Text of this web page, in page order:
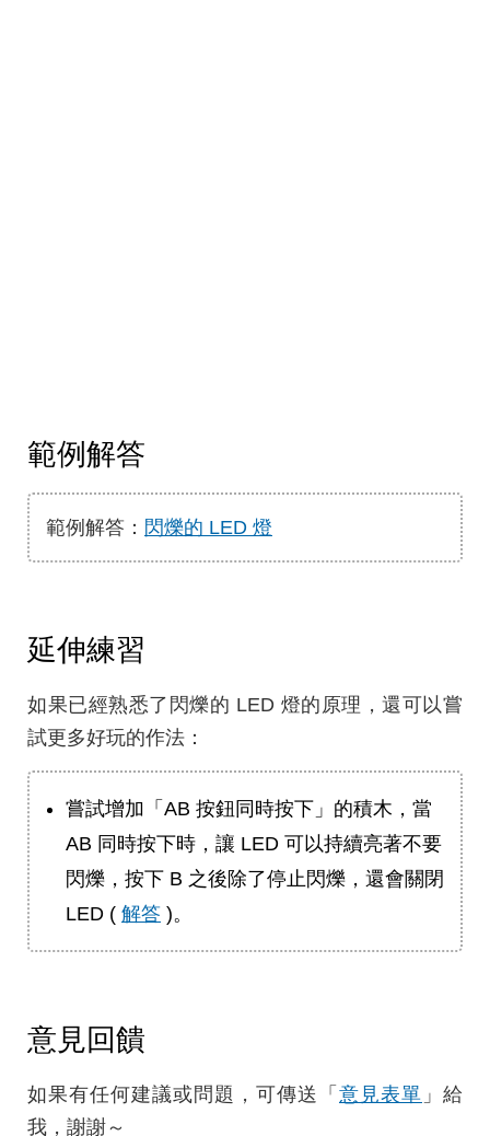
範例解答
範例解答： 閃爍的 LED 燈
延伸練習
如果已經熟悉了閃爍的 LED 燈的原理，還可以嘗
試更多好玩的作法：
嘗試增加「AB 按鈕同時按下」的積木，當
AB 同時按下時，讓 LED 可以持續亮著不要
閃爍，按下 B 之後除了停止閃爍，還會關閉
LED ( 解答 )。
意見回饋
如果有任何建議或問題，可傳送「 意見表單 」給
我，謝謝～